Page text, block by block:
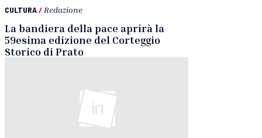
CULTURA/ Redazione
La bandiera della pace aprirà la
59esima edizione del Corteggio
Storico di Prato